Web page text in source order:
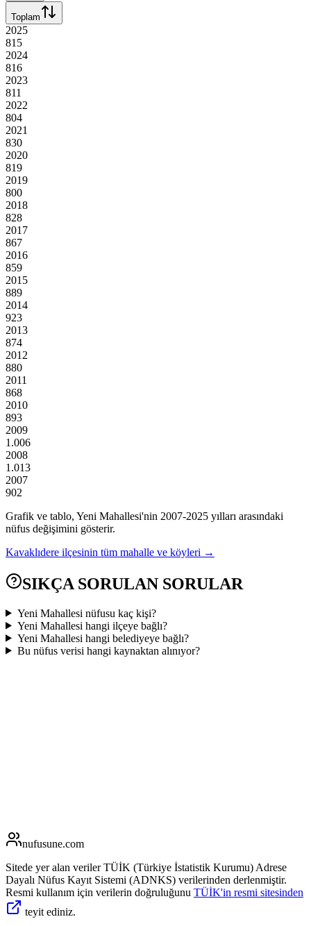
Toplam
2025
815
2024
816
2023
811
2022
804
2021
830
2020
819
2019
800
2018
828
2017
867
2016
859
2015
889
2014
923
2013
874
2012
880
2011
868
2010
893
2009
1.006
2008
1.013
2007
902
Grafik ve tablo, Yeni Mahallesi'nin 2007-2025 yılları arasındaki
nüfus değişimini gösterir.
Kavaklıdere ilçesinin tüm mahalle ve köyleri →
SIKÇA SORULAN SORULAR
Yeni Mahallesi nüfusu kaç kişi?
Yeni Mahallesi hangi ilçeye bağlı?
Yeni Mahallesi hangi belediyeye bağlı?
Bu nüfus verisi hangi kaynaktan alınıyor?
nufusune.com
Sitede yer alan veriler TÜİK (Türkiye İstatistik Kurumu) Adrese
Dayalı Nüfus Kayıt Sistemi (ADNKS) verilerinden derlenmiştir.
Resmi kullanım için verilerin doğruluğunu TÜİK'in resmi sitesinden
teyit ediniz.